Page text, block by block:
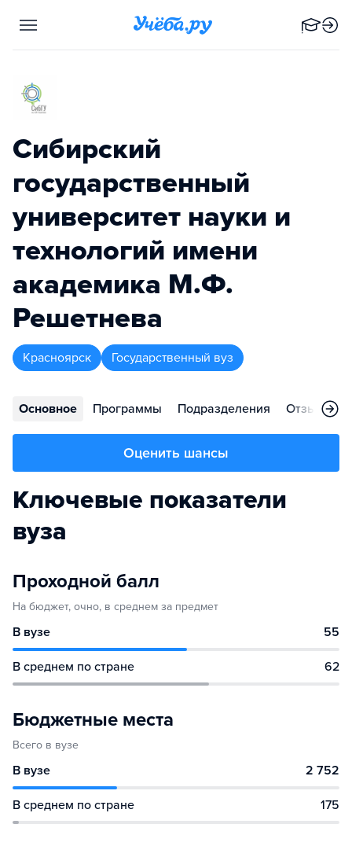
Сибирский
государственный
университет науки и
технологий имени
академика М.Ф.
Решетнева
Красноярск Государственный вуз
Основное Программы Подразделения Отзывы
Оценить шансы
Ключевые показатели
вуза
Проходной балл
На бюджет, очно, в среднем за предмет
В вузе 55
В среднем по стране 62
Бюджетные места
Всего в вузе
В вузе 2 752
В среднем по стране 175